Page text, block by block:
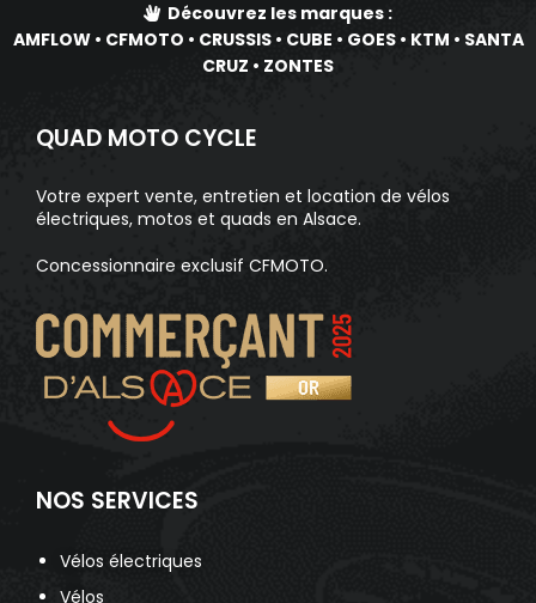
Découvrez les marques :
AMFLOW• CFMOTO • CRUSSIS• CUBE • GOES• KTM • SANTA
CRUZ • ZONTES
QUAD MOTO CYCLE
Votre expert vente, entretien et location de vélos
électriques, motos et quads en Alsace.
Concessionnaire exclusif CFMOTO.
NOS SERVICES
Vélos électriques
Vélos